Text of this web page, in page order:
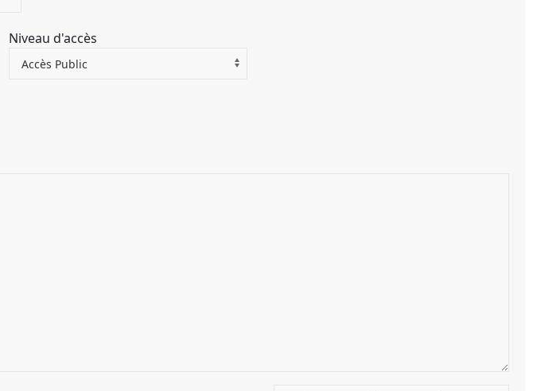
Niveau d'accès
Accès Public